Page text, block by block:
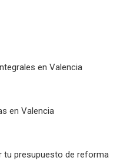
en Valencia
en Valencia
tu presupuesto de reforma